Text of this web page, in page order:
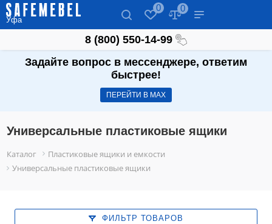
Уфа
0 0
8 (800) 550-14-99
Задайте вопрос в мессенджере, ответим
быстрее!
ПЕРЕЙТИ В МАХ
Универсальные пластиковые ящики
Каталог
Пластиковые ящики и емкости
Универсальные пластиковые ящики
ФИЛЬТР ТОВАРОВ